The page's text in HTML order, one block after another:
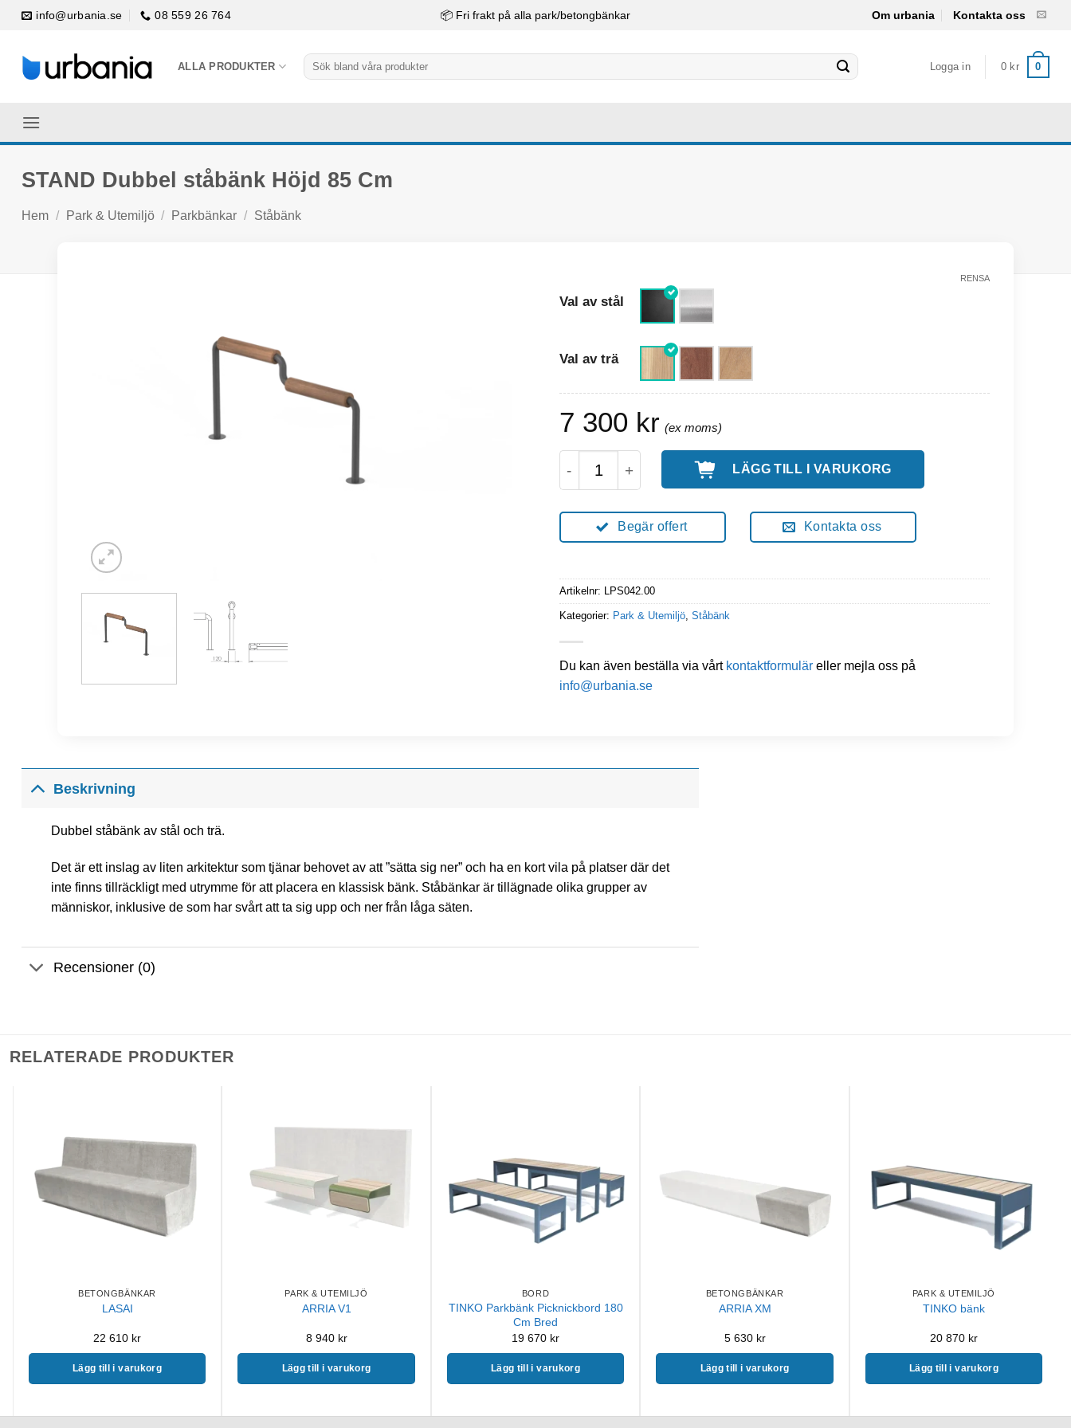
Skip
info@urbania.se 08 559 26 764 📦 Fri frakt på alla park/betongbänkar Om urbania Kontakta oss
ALLA PRODUKTER
Sök
efter:
Logga in 0 kr 0
STAND Dubbel ståbänk Höjd 85 Cm
Hem / Park & Utemiljö / Parkbänkar / Ståbänk
Val av stål
Val av trä
RENSA
7 300 kr
STAND Dubbel ståbänk Höjd 85 Cm mängd
LÄGG TILL I VARUKORG
Begär offert Kontakta oss
Artikelnr: LPS042.00
Kategorier: Park & Utemiljö, Ståbänk
Du kan även beställa via vårt kontaktformulär eller mejla oss på
info@urbania.se
Beskrivning
Dubbel ståbänk av stål och trä.
Det är ett inslag av liten arkitektur som tjänar behovet av att ”sätta sig ner” och ha en kort vila på platser där det
inte finns tillräckligt med utrymme för att placera en klassisk bänk. Ståbänkar är tillägnade olika grupper av
människor, inklusive de som har svårt att ta sig upp och ner från låga säten.
Recensioner (0)
RELATERADE PRODUKTER
BETONGBÄNKAR
LASAI
22 610 kr
Lägg till i varukorg
PARK & UTEMILJÖ
ARRIA V1
8 940 kr
Lägg till i varukorg
BORD
TINKO Parkbänk Picknickbord 180
Cm Bred
19 670 kr
Lägg till i varukorg
BETONGBÄNKAR
ARRIA XM
5 630 kr
Lägg till i varukorg
PARK & UTEMILJÖ
TINKO bänk
20 870 kr
Lägg till i varukorg